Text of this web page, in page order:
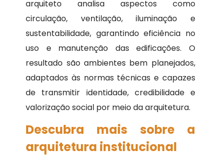
arquiteto analisa aspectos como
circulação, ventilação, iluminação e
sustentabilidade, garantindo eficiência no
uso e manutenção das edificações. O
resultado são ambientes bem planejados,
adaptados às normas técnicas e capazes
de transmitir identidade, credibilidade e
valorização social por meio da arquitetura.
Descubra mais sobre a
arquitetura institucional